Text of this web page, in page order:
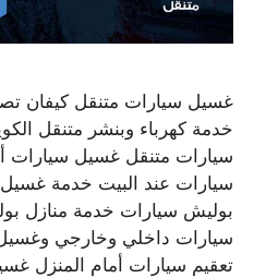
غسيل سيارات متنقل كيفان
خدمة كهرباء وبنشر متنقل
سيارات متنقل غسيل سيارات
سيارات عند البيت خدمة غسيل
بوليش سيارات خدمة منازل
سيارات داخلي وخارجي